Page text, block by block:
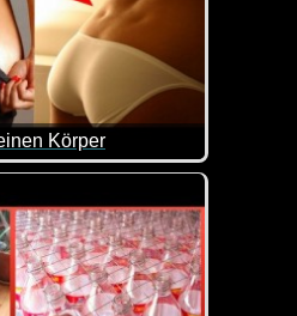
Körper
etwas unheimlich